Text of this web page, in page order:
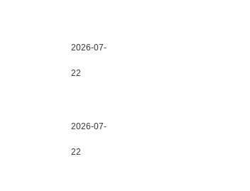
2026-07-
22
2026-07-
22